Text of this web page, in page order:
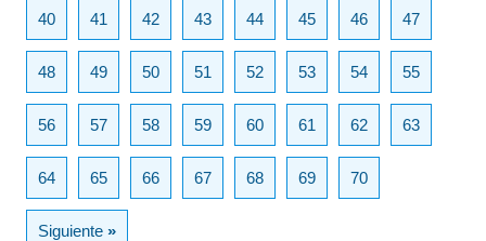
40 41 42 43 44 45 46 47
48 49 50 51 52 53 54 55
56 57 58 59 60 61 62 63
64 65 66 67 68 69 70
Siguiente»